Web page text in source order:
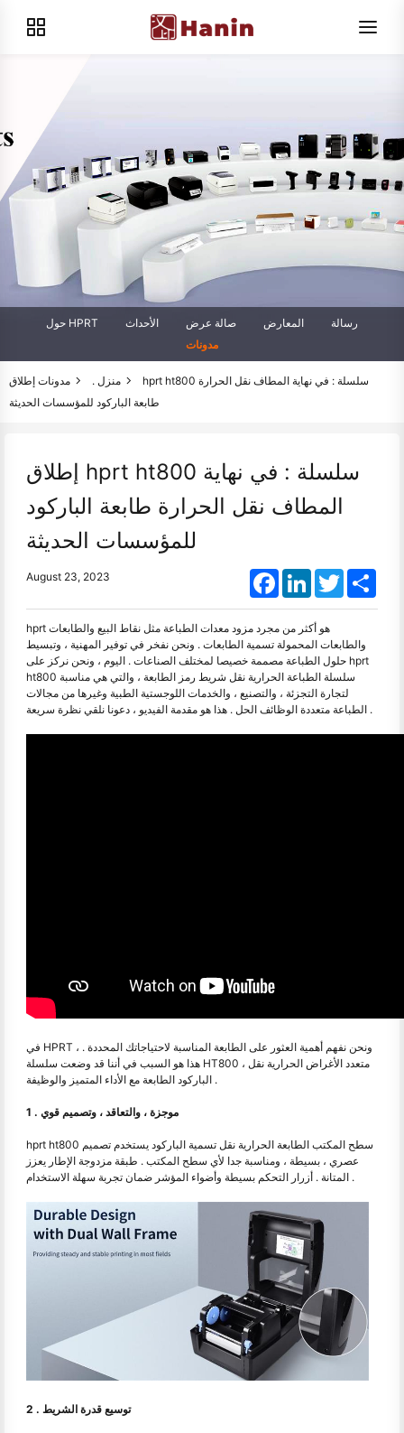
حول HPRT الأحداث صالة عرض المعارض
رسالة
مدونات
منزل . مدونات إطلاق hprt ht800 سلسلة : في نهاية المطاف نقل الحرارة
طابعة الباركود للمؤسسات الحديثة
إطلاق hprt ht800 سلسلة : في نهاية
المطاف نقل الحرارة طابعة الباركود
للمؤسسات الحديثة
August 23, 2023 FacebookLinkedInTwitter
hprt هو أكثر من مجرد مزود معدات الطباعة مثل نقاط البيع والطابعات
والطابعات المحمولة تسمية الطابعات . ونحن نفخر في توفير المهنية ، وتبسيط
حلول الطباعة مصممة خصيصا لمختلف الصناعات . اليوم ، ونحن نركز على hprt
ht800 سلسلة الطباعة الحرارية نقل شريط رمز الطابعة ، والتي هي مناسبة
لتجارة التجزئة ، والتصنيع ، والخدمات اللوجستية الطبية وغيرها من مجالات
الطباعة متعددة الوظائف الحل . هذا هو مقدمة الفيديو ، دعونا نلقي نظرة سريعة .
في HPRT ، ونحن نفهم أهمية العثور على الطابعة المناسبة لاحتياجاتك المحددة .
هذا هو السبب في أننا قد وضعت سلسلة HT800 ، متعدد الأغراض الحرارية نقل
الباركود الطابعة مع الأداء المتميز والوظيفة .
1 . موجزة ، والتعاقد ، وتصميم قوي
hprt ht800 سطح المكتب الطابعة الحرارية نقل تسمية الباركود يستخدم تصميم
عصري ، بسيطة ، ومناسبة جدا لأي سطح المكتب . طبقة مزدوجة الإطار يعزز
المتانة . أزرار التحكم بسيطة وأضواء المؤشر ضمان تجربة سهلة الاستخدام .
2 . توسيع قدرة الشريط